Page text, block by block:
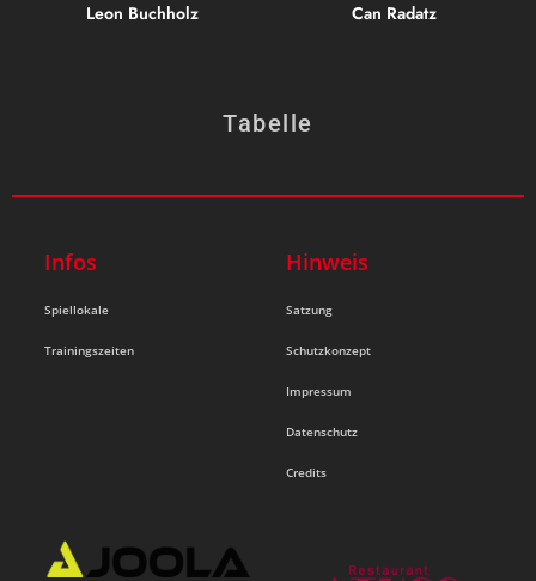
Leon Buchholz Can Radatz
Tabelle
Infos
Spiellokale
Trainingszeiten
Hinweis
Satzung
Schutzkonzept
Impressum
Datenschutz
Credits